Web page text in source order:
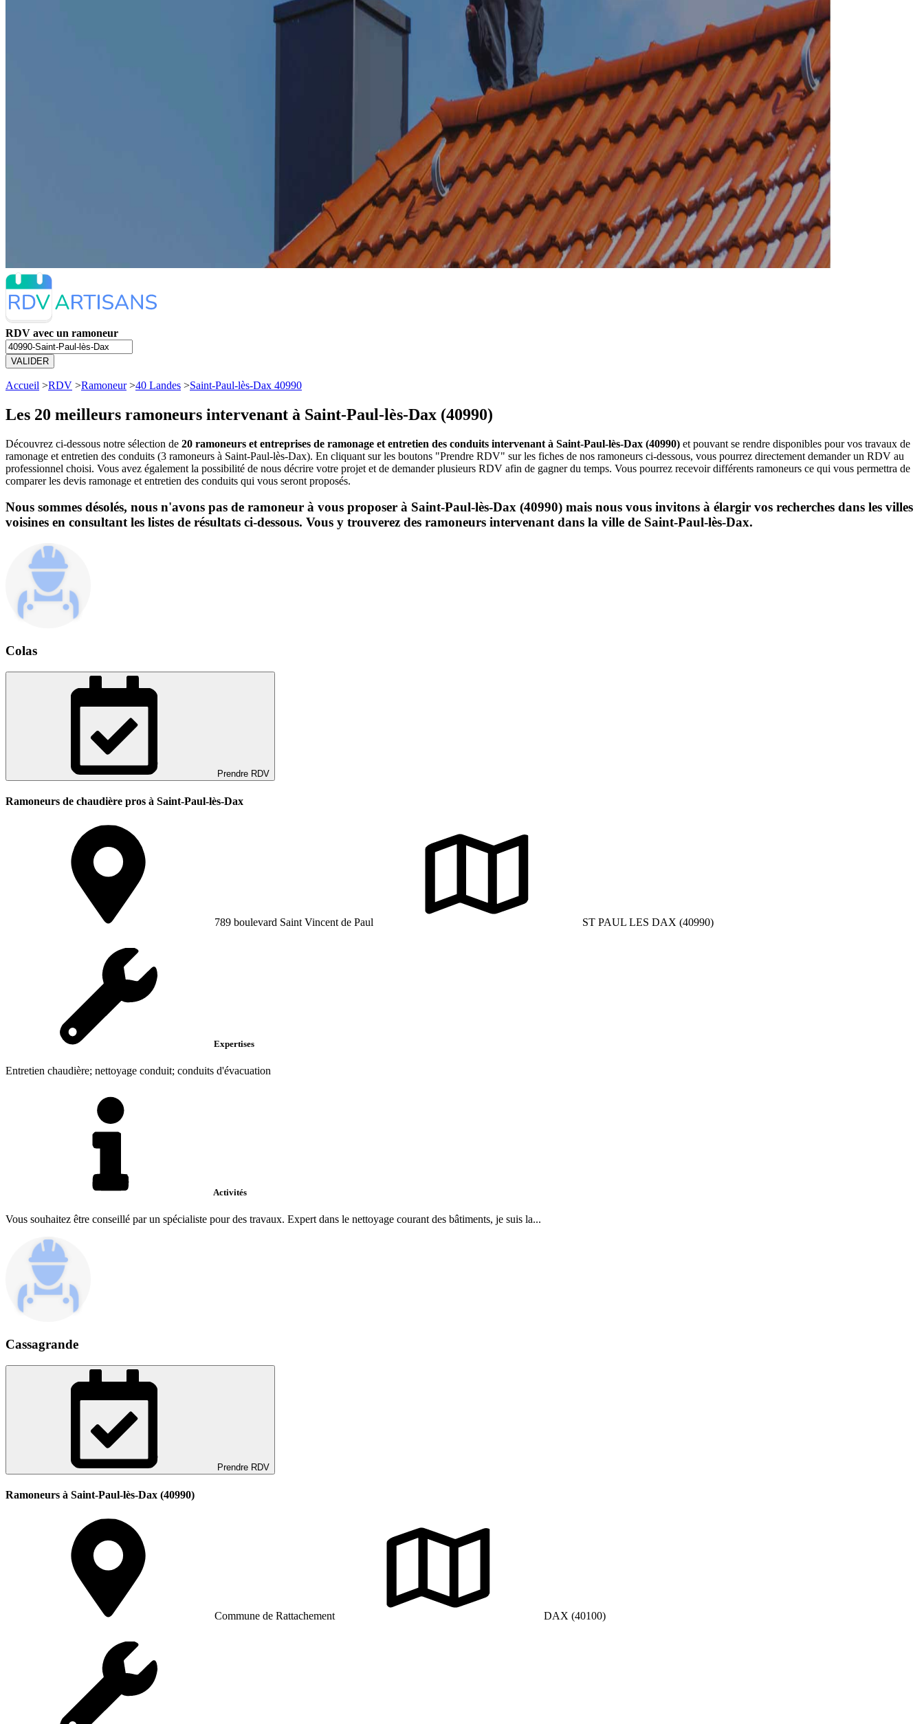
RDV avec un ramoneur
VALIDER
Accueil >RDV >Ramoneur>40 Landes >Saint-Paul-lès-Dax 40990
Les 20 meilleurs ramoneurs intervenant à Saint-Paul-lès-Dax (40990)
Découvrez ci-dessous notre sélection de 20 ramoneurs et entreprises de ramonage et entretien des conduits intervenant à Saint-Paul-lès-Dax (40990) et pouvant se rendre disponibles pour vos travaux de
ramonage et entretien des conduits (3 ramoneurs à Saint-Paul-lès-Dax). En cliquant sur les boutons "Prendre RDV" sur les fiches de nos ramoneurs ci-dessous, vous pourrez directement demander un RDV au
professionnel choisi. Vous avez également la possibilité de nous décrire votre projet et de demander plusieurs RDV afin de gagner du temps. Vous pourrez recevoir différents ramoneurs ce qui vous permettra de
comparer les devis ramonage et entretien des conduits qui vous seront proposés.
Nous sommes désolés, nous n'avons pas de ramoneur à vous proposer à Saint-Paul-lès-Dax (40990) mais nous vous invitons à élargir vos recherches dans les villes
voisines en consultant les listes de résultats ci-dessous. Vous y trouverez des ramoneurs intervenant dans la ville de Saint-Paul-lès-Dax.
Colas
Prendre RDV
Ramoneurs de chaudière pros à Saint-Paul-lès-Dax
789 boulevard Saint Vincent de Paul ST PAUL LES DAX (40990)
Expertises
Entretien chaudière; nettoyage conduit; conduits d'évacuation
Activités
Vous souhaitez être conseillé par un spécialiste pour des travaux. Expert dans le nettoyage courant des bâtiments, je suis la...
Cassagrande
Prendre RDV
Ramoneurs à Saint-Paul-lès-Dax (40990)
Commune de Rattachement DAX (40100)